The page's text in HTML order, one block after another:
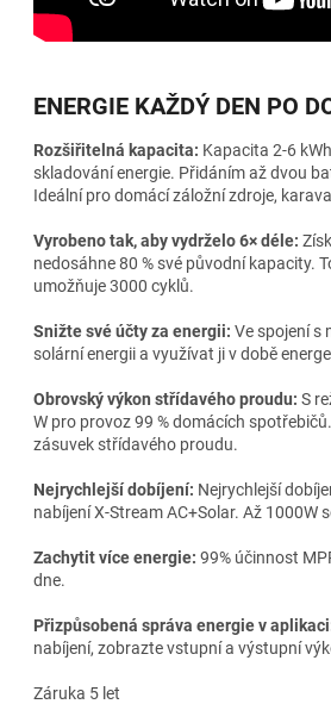
ENERGIE KAŽDÝ DEN PO
Rozšiřitelná kapacita: Kapacita 2-6
skladování energie. Přidáním až dvou
Ideální pro domácí záložní zdroje,
Vyrobeno tak, aby vydrželo 6× déle:
nedosáhne 80 % své původní kapacity.
umožňuje 3000 cyklů.
Snižte své účty za energii: Ve spojení s
solární energii a využívat ji v době
Obrovský výkon střídavého proudu: S
W pro provoz 99 % domácích
zásuvek střídavého proudu.
Nejrychlejší dobíjení: Nejrychlejší
nabíjení X-Stream AC+Solar. Až 1000W
Zachytit více energie: 99% účinnost
dne.
Přizpůsobená správa energie v
nabíjení, zobrazte vstupní a výstupní
Záruka 5 let